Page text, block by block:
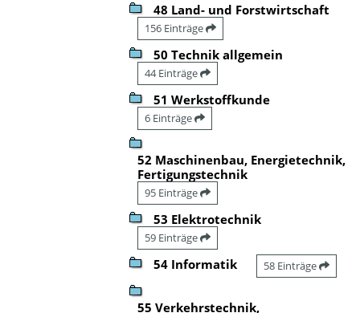
48 Land- und Forstwirtschaft
156 Einträge
50 Technik allgemein
44 Einträge
51 Werkstoffkunde
6 Einträge
52 Maschinenbau, Energietechnik,
Fertigungstechnik
95 Einträge
53 Elektrotechnik
59 Einträge
54 Informatik 58 Einträge
55 Verkehrstechnik,